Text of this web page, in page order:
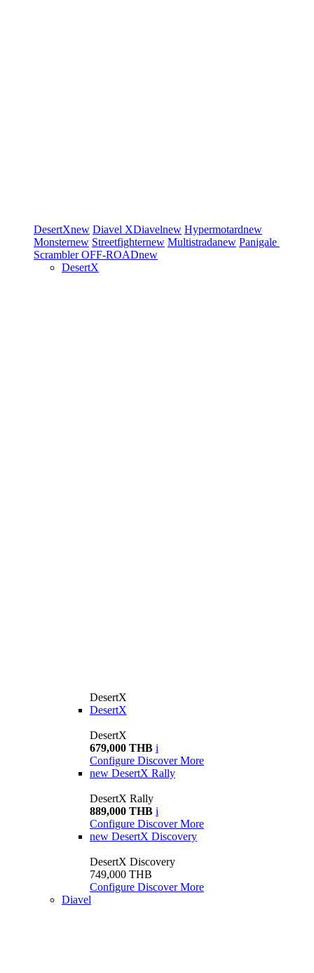
DesertXnew Diavel XDiavelnew Hypermotardnew
Monsternew Streetfighternew Multistradanew Panigale
ScramblerOFF-ROADnew
DesertX
DesertX
DesertX
DesertX
679,000 THB i
Configure Discover More
new DesertX Rally
DesertX Rally
889,000 THB i
Configure Discover More
new DesertX Discovery
DesertX Discovery
749,000 THB
Configure Discover More
Diavel